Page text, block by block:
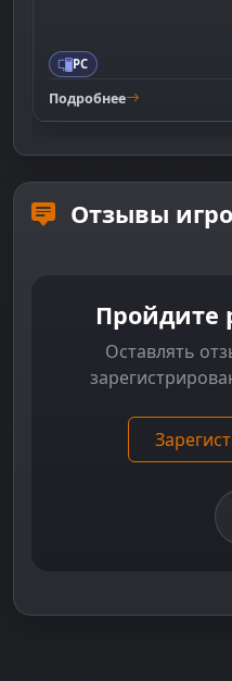
PC
Подробнее
Отзывы
Пройдите
Оставлять